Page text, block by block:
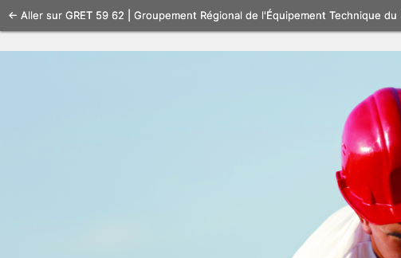
Se
connecter
← Aller sur GRET 59 62 | Groupement Régional de l'Équipement Technique du